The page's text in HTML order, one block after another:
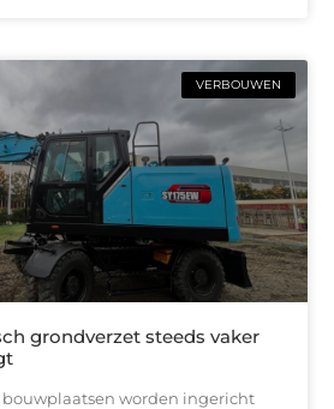
VERBOUWEN
grondverzet steeds vaker
worden ingericht